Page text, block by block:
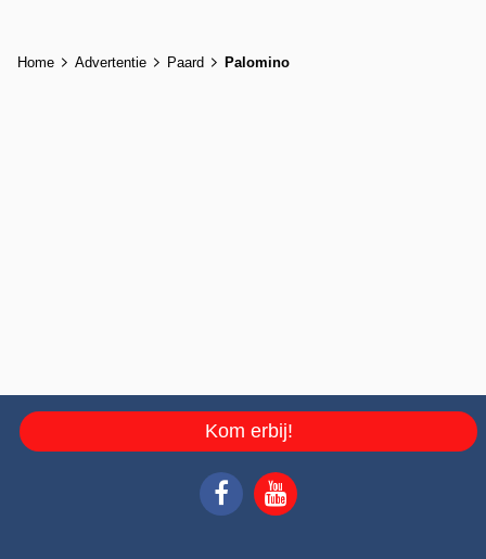
Home Advertentie Paard Palomino
Kom erbij!